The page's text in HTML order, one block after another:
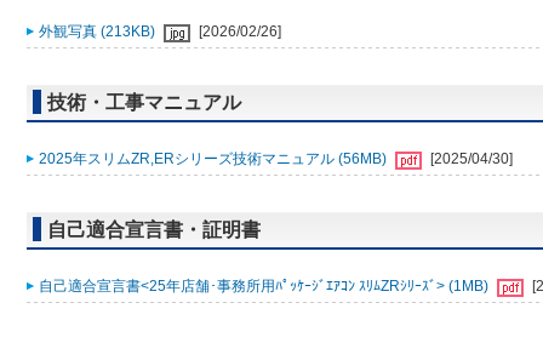
外観写真 (213KB) [2026/02/26]
技術・工事マニュアル
2025年スリムZR,ERシリーズ技術マニュアル (56MB) [2025/04/30]
自己適合宣言書・証明書
自己適合宣言書<25年店舗･事務所用ﾊﾟｯｹｰｼﾞｴｱｺﾝ ｽﾘﾑZRｼﾘｰｽﾞ> (1MB)